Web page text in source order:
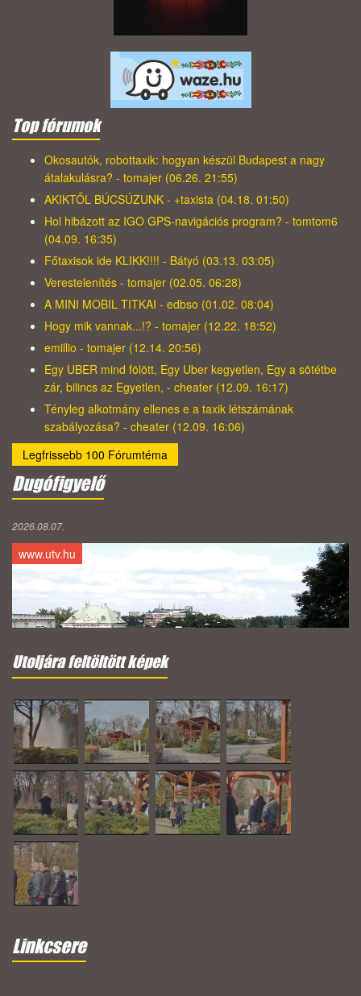
Top fórumok
Okosautók, robottaxik: hogyan készül Budapest a nagy
átalakulásra? - tomajer (06.26. 21:55)
AKIKTŐL BÚCSÚZUNK - +taxista (04.18. 01:50)
Hol hibázott az IGO GPS-navigációs program? - tomtom6
(04.09. 16:35)
Főtaxisok ide KLIKK!!!! - Bátyó (03.13. 03:05)
Verestelenítés - tomajer (02.05. 06:28)
A MINI MOBIL TITKAI - edbso (01.02. 08:04)
Hogy mik vannak...!? - tomajer (12.22. 18:52)
emillio - tomajer (12.14. 20:56)
Egy UBER mind fölött, Egy Uber kegyetlen, Egy a sötétbe
zár, bilincs az Egyetlen, - cheater (12.09. 16:17)
Tényleg alkotmány ellenes e a taxik létszámának
szabályozása? - cheater (12.09. 16:06)
Legfrissebb 100 Fórumtéma
Dugófigyelő
2026.08.07.
www.utv.hu
Utoljára feltöltött képek
Linkcsere